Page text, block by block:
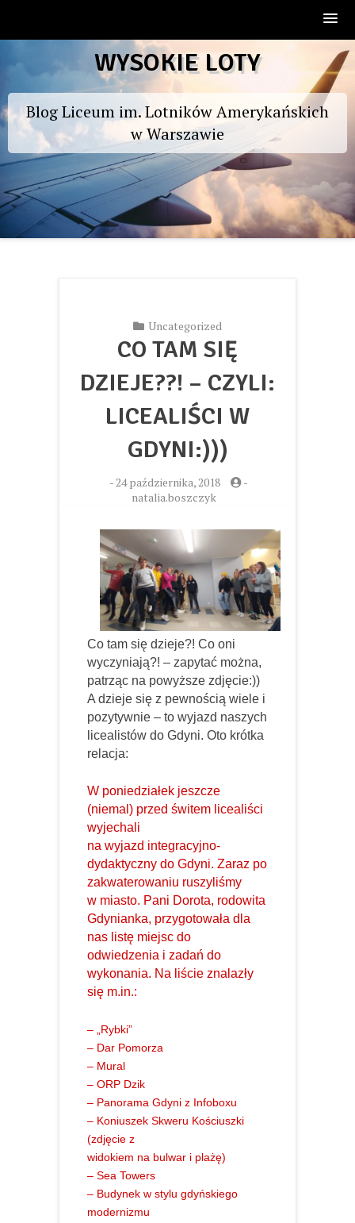
to
WYSOKIE LOTY
Blog Liceum im. Lotników Amerykańskich
w Warszawie
Uncategorized
CO TAM SIĘ
DZIEJE??! – CZYLI:
LICEALIŚCI W
GDYNI:)))
-24 października, 2018
-
natalia.boszczyk
Co tam się dzieje?! Co oni
wyczyniają?! – zapytać można,
patrząc na powyższe zdjęcie:))
A dzieje się z pewnością wiele i
pozytywnie – to wyjazd naszych
licealistów do Gdyni. Oto krótka
relacja:
W poniedziałek jeszcze
(niemal) przed świtem licealiści
wyjechali
na wyjazd integracyjno-
dydaktyczny do Gdyni. Zaraz po
zakwaterowaniu ruszyliśmy
w miasto. Pani Dorota, rodowita
Gdynianka, przygotowała dla
nas listę miejsc do
odwiedzenia i zadań do
wykonania. Na liście znalazły
się m.in.:
– „Rybki”
– Dar Pomorza
– Mural
– ORP Dzik
– Panorama Gdyni z Infoboxu
– Koniuszek Skweru Kościuszki
(zdjęcie z
widokiem na bulwar i plażę)
– Sea Towers
– Budynek w stylu gdyńskiego
modernizmu